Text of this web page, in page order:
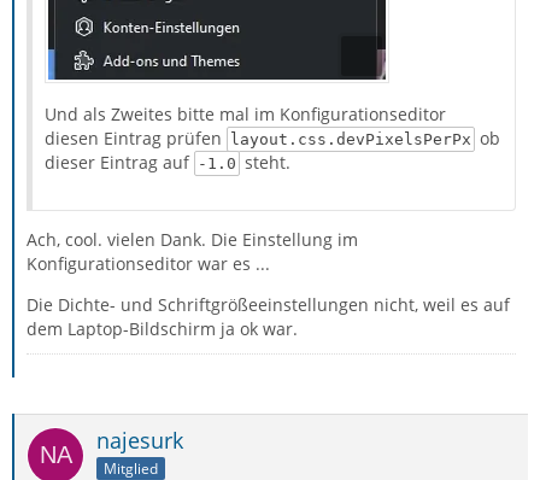
Und als Zweites bitte mal im Konfigurationseditor
diesen Eintrag prüfen
layout.css.devPixelsPerPx ob
dieser Eintrag auf -1.0 steht.
Ach, cool. vielen Dank. Die Einstellung im
Konfigurationseditor war es ...
Die Dichte- und Schriftgrößeeinstellungen nicht, weil es auf
dem Laptop-Bildschirm ja ok war.
najesurk
Mitglied